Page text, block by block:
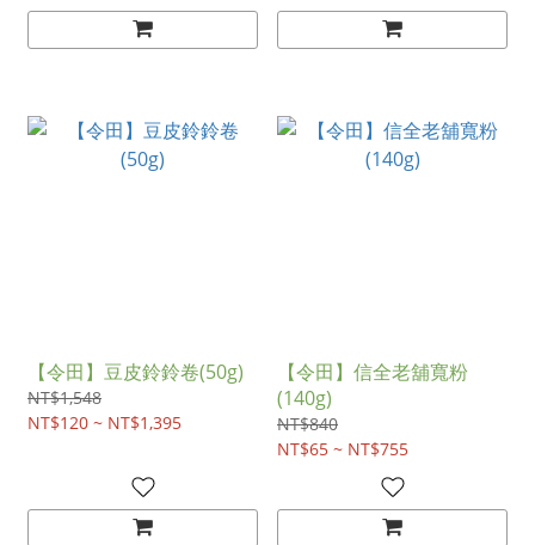
【令田】豆皮鈴鈴卷(50g)
NT$1,548
NT$120 ~ NT$1,395
【令田】信全老舖寬粉
(140g)
NT$840
NT$65 ~ NT$755